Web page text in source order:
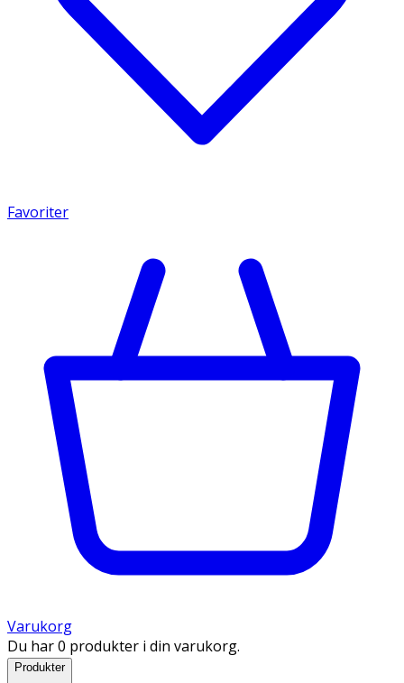
Favoriter
Varukorg
Du har 0 produkter i din varukorg.
Produkter